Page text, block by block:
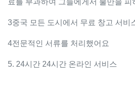
료를 부과하여 그들에게서 불만을 피
3중국 모든 도시에서 무료 창고 서비
4전문적인 서류를 처리했어요
5. 24시간 24시간 온라인 서비스